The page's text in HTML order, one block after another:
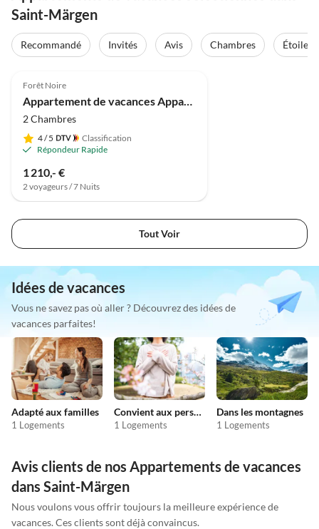
Saint-Märgen
Recommandé Invités Avis Chambres
Étoiles
Forêt Noire
2 Chambres
4/ 5
Classification
Répondeur Rapide
1 210,- €
2 voyageurs / 7 Nuits
Tout Voir
Idées de vacances
Vous ne savez pas où aller ? Découvrez des idées de
vacances parfaites!
Adapté aux familles
1 Logements
Convient aux personnes allergiques
1 Logements
Dans les montagnes
1 Logements
Avis clients de nos Appartements de vacances
dans Saint-Märgen
Nous voulons vous offrir toujours la meilleure expérience de
vacances. Ces clients sont déjà convaincus.